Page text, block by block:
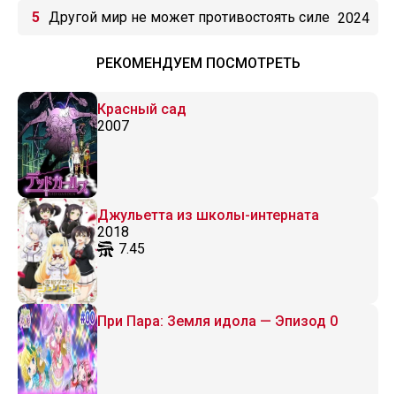
Другой мир не может противостоять силе 2024
РЕКОМЕНДУЕМ ПОСМОТРЕТЬ
Красный сад
2007
Джульетта из школы-интерната
2018
7.45
При Пара: Земля идола — Эпизод 0